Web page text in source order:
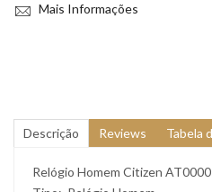
Mais Informações
Descrição Reviews Tabela
Relógio Homem Citizen